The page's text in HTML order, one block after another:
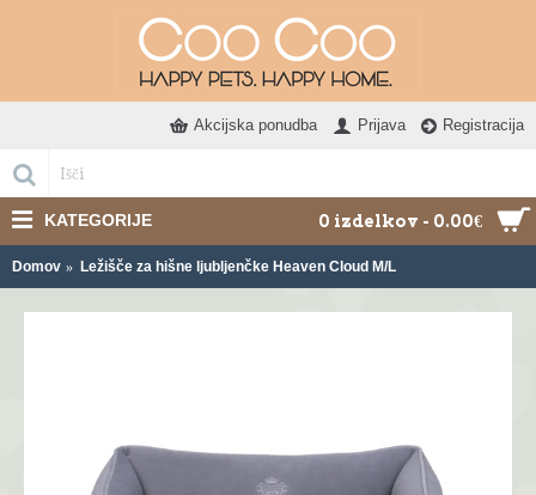
0 izdelkov - 0.00€
Akcijska ponudba Prijava Registracija
KATEGORIJE
Domov Ležišče za hišne ljubljenčke Heaven Cloud M/L